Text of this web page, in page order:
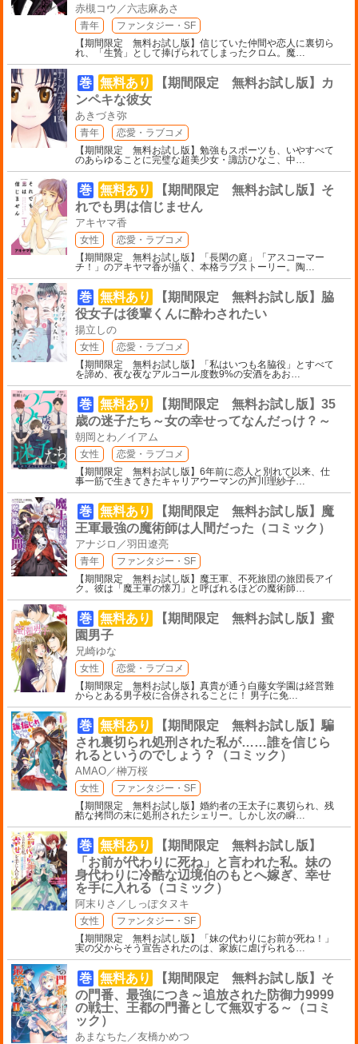
赤槻コウ／六志麻あさ
青年
ファンタジー・SF
【期間限定 無料お試し版】信じていた仲間や恋人に裏切ら
れ、「生贄」として捧げられてしまったクロム。魔
巻 無料あり
【期間限定 無料お試し版】カ
ンペキな彼女
あきづき弥
青年
恋愛・ラブコメ
【期間限定 無料お試し版】勉強もスポーツも、いやすべて
のあらゆることに完璧な超美少女・諏訪ひなこ、中
巻 無料あり
【期間限定 無料お試し版】そ
れでも男は信じません
アキヤマ香
女性
恋愛・ラブコメ
【期間限定 無料お試し版】「長閑の庭」「アスコーマー
チ！」のアキヤマ香が描く、本格ラブストーリー。陶
巻 無料あり
【期間限定 無料お試し版】脇
役女子は後輩くんに酔わされたい
揚立しの
女性
恋愛・ラブコメ
【期間限定 無料お試し版】「私はいつも名脇役」とすべて
を諦め、夜な夜なアルコール度数9%の安酒をあお
巻 無料あり
【期間限定 無料お試し版】35
歳の迷子たち～女の幸せってなんだっけ？～
朝岡とわ／イアム
女性
恋愛・ラブコメ
【期間限定 無料お試し版】6年前に恋人と別れて以来、仕
事一筋で生きてきたキャリアウーマンの芦川理紗子
巻 無料あり
【期間限定 無料お試し版】魔
王軍最強の魔術師は人間だった（コミック）
アナジロ／羽田遼亮
青年
ファンタジー・SF
【期間限定 無料お試し版】魔王軍、不死旅団の旅団長アイ
ク。彼は「魔王軍の懐刀」と呼ばれるほどの魔術師
巻 無料あり
【期間限定 無料お試し版】蜜
園男子
兄崎ゆな
女性
恋愛・ラブコメ
【期間限定 無料お試し版】真貴が通う白藤女学園は経営難
からとある男子校に合併されることに！ 男子に免
巻 無料あり
【期間限定 無料お試し版】騙
され裏切られ処刑された私が……誰を信じら
れるというのでしょう？（コミック）
AMAO／榊万桜
女性
ファンタジー・SF
【期間限定 無料お試し版】婚約者の王太子に裏切られ、残
酷な拷問の末に処刑されたシェリー。しかし次の瞬
巻 無料あり
【期間限定 無料お試し版】
「お前が代わりに死ね」と言われた私。妹の
身代わりに冷酷な辺境伯のもとへ嫁ぎ、幸せ
を手に入れる（コミック）
阿末りさ／しっぽタヌキ
女性
ファンタジー・SF
【期間限定 無料お試し版】「妹の代わりにお前が死ね！」
実の父からそう宣告されたのは、家族に虐げられる
巻 無料あり
【期間限定 無料お試し版】そ
の門番、最強につき～追放された防御力9999
の戦士、王都の門番として無双する～（コミ
ック）
あまなちた／友橋かめつ